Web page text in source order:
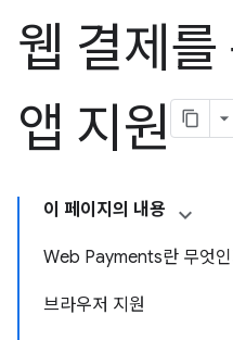
웹 결제를
앱 지원
이 페이지의 내용
Web Payments란 무엇
브라우저 지원